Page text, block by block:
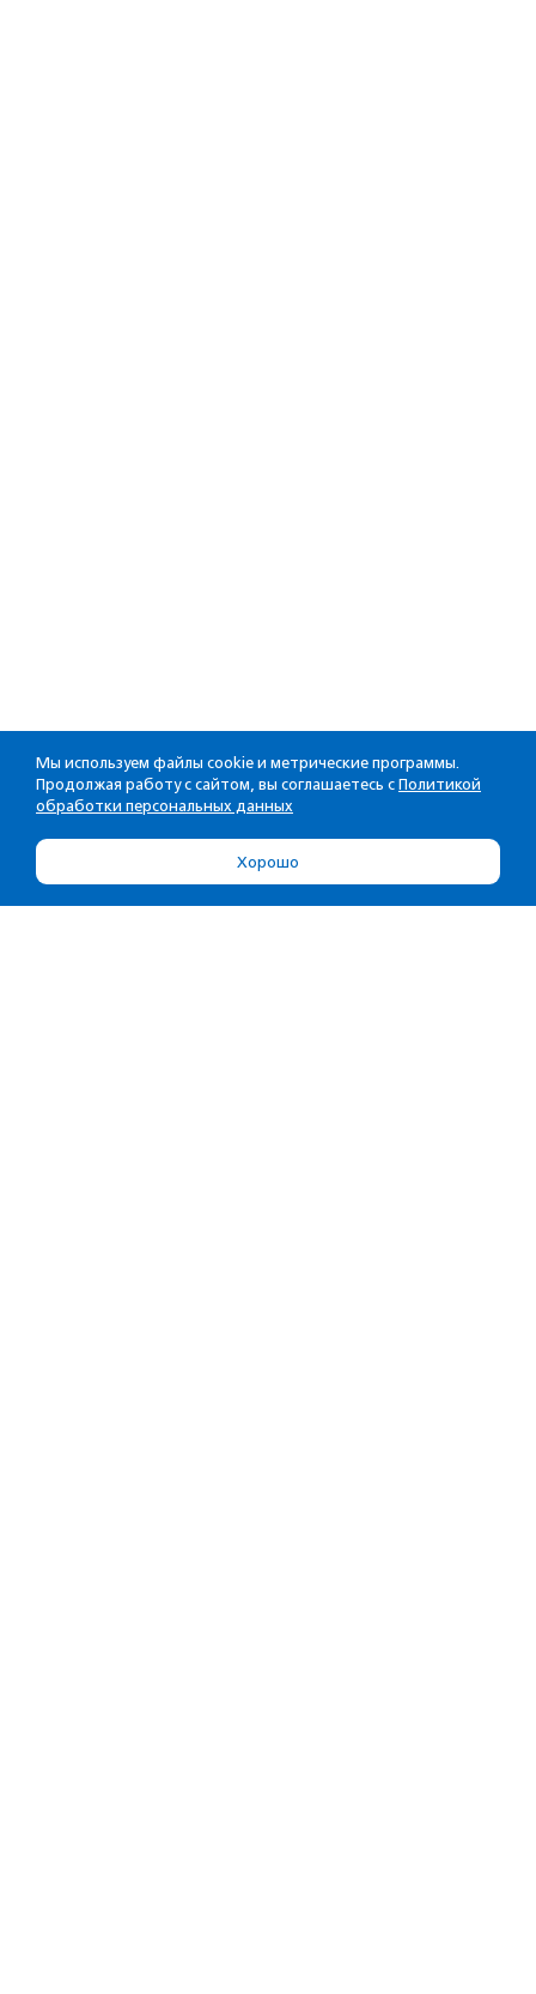
Мы используем файлы cookie и метрические программы.
Продолжая работу с сайтом, вы соглашаетесь с Политикой
обработки персональных данных
Хорошо